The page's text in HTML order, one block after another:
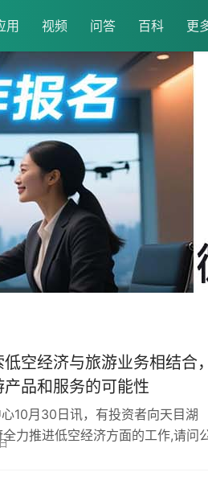
用 视频 问答 百科 更
空经济与旅游业务相结合
品和服务的可能性
10月30日讯，有投资者向天目湖
力推进低空经济方面的工作,请问